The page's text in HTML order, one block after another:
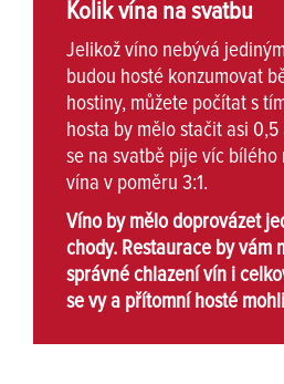
Kolik vína na svatbu
Jelikož víno nebývá
budou hosté konzumovat
hostiny, můžete počítat s
hosta by mělo stačit asi 0,5
se na svatbě pije víc bílého
vína v poměru 3:1.
Víno by mělo doprovázet
chody. Restaurace by vám
správné chlazení vín i
se vy a přítomní hosté